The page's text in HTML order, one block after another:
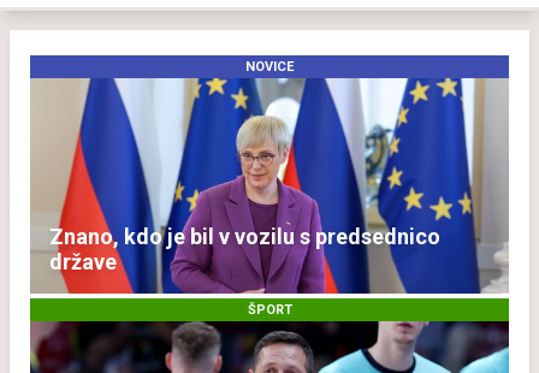
NOVICE
Znano, kdo je bil v vozilu s predsednico
države
ŠPORT